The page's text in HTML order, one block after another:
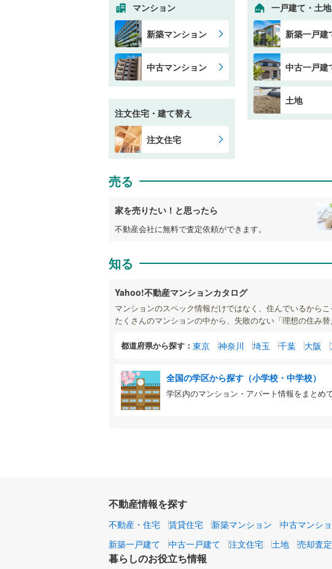
マンション
新築マンション
中古マンション
注文住宅・建て替え
注文住宅
一戸建て・土地
新築一戸建
中古一戸建
土地
売る
家を売りたい！と思ったら
不動産会社に無料で査定依頼ができます。
知る
Yahoo!不動産マンションカタログ
マンションのスペック情報だけではなく、住んでいるから
たくさんのマンションの中から、失敗のない「理想の住み替
都道府県から探す： 東京 神奈川 埼玉 千葉 大阪
全国の学区から探す（小学校・中学校）
学区内のマンション・アパート情報をまとめ
不動産情報を探す
不動産・住宅 賃貸住宅 新築マンション
中古マンシ
新築一戸建て
中古一戸建て 注文住宅 土地 売却査定
暮らしのお役立ち情報